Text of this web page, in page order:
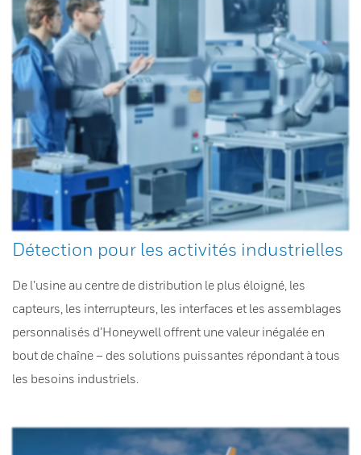
Détection pour les activités industrielles
De l’usine au centre de distribution le plus éloigné, les
capteurs, les interrupteurs, les interfaces et les assemblages
personnalisés d’Honeywell offrent une valeur inégalée en
bout de chaîne – des solutions puissantes répondant à tous
les besoins industriels.